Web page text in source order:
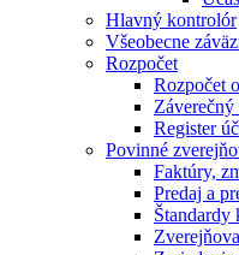
Hlavný kontrolór
Všeobecne
Rozpočet
Rozpočet
Záverečný
Register
Povinné
Faktúry,
Predaj a
Štandardy